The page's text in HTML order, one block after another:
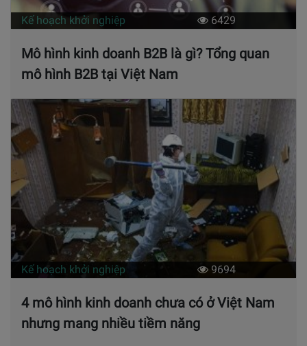
Kế hoạch khởi nghiệp 6429
Mô hình kinh doanh B2B là gì? Tổng quan
mô hình B2B tại Việt Nam
Kế hoạch khởi nghiệp 9694
4 mô hình kinh doanh chưa có ở Việt Nam
nhưng mang nhiều tiềm năng